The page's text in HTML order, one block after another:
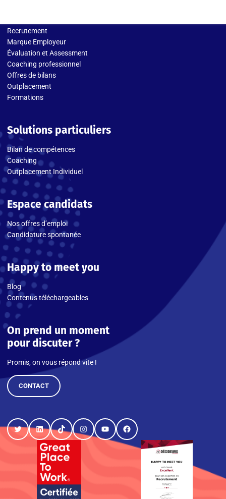
Recrutement
Marque Employeur
Évaluation et Assessment
Coaching professionnel
Offres de bilans
Outplacement
Formations
Solutions particuliers
Bilan de compétences
Coaching
Outplacement Individuel
Espace candidats
Nos offres d’emploi
Candidature spontanée
Happy to meet you
Blog
Contenus téléchargeables
On prend un moment
pour discuter ?
Promis, on vous répond vite !
CONTACT
TwitterLinkedInTikTokInstagram
YouTubeFacebook